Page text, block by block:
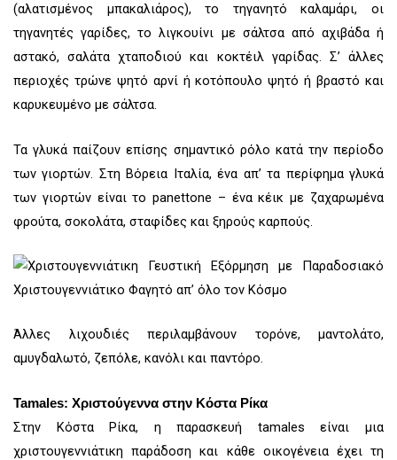
(αλατισμένος μπακαλιάρος), το τηγανητό καλαμάρι, οι
τηγανητές γαρίδες, το λιγκουίνι με σάλτσα από αχιβάδα ή
αστακό, σαλάτα χταποδιού και κοκτέιλ γαρίδας. Σ’ άλλες
περιοχές τρώνε ψητό αρνί ή κοτόπουλο ψητό ή βραστό και
καρυκευμένο με σάλτσα.
Τα γλυκά παίζουν επίσης σημαντικό ρόλο κατά την περίοδο
των γιορτών. Στη Βόρεια Ιταλία, ένα απ’ τα περίφημα γλυκά
των γιορτών είναι το panettone – ένα κέικ με ζαχαρωμένα
φρούτα, σοκολάτα, σταφίδες και ξηρούς καρπούς.
Άλλες λιχουδιές περιλαμβάνουν τορόνε, μαντολάτο,
αμυγδαλωτό, ζεπόλε, κανόλι και παντόρο.
Tamales: Χριστούγεννα στην Κόστα Ρίκα
Στην Κόστα Ρίκα, η παρασκευή tamales είναι μια
χριστουγεννιάτικη παράδοση και κάθε οικογένεια έχει τη